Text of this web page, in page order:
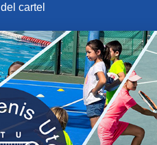
cartel